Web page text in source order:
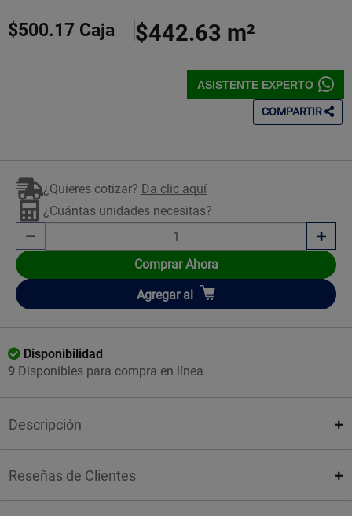
Estrellas!
$500.17 Caja $442.63 m²
ASISTENTE EXPERTO
COMPARTIR
¿Quieres cotizar? Da clic aquí
¿Cuántas unidades necesitas?
Comprar Ahora
Añadir
Agregar al
Disponibilidad
9 Disponibles para compra en línea
Descripción
Reseñas de Clientes